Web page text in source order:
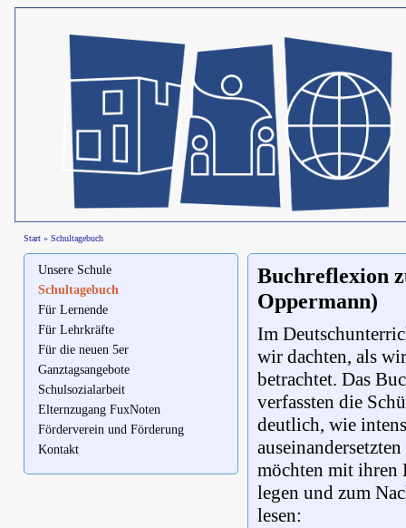
Start» Schultagebuch
Unsere Schule
Schultagebuch
Für Lernende
Für Lehrkräfte
Für die neuen 5er
Ganztagsangebote
Schulsozialarbeit
Elternzugang FuxNoten
Förderverein und Förderung
Kontakt
Buchreflexion
Oppermann)
Im
wir dachten, als
betrachtet. Das
verfassten die
deutlich, wie
möchten mit ihren
legen und zum
lesen: